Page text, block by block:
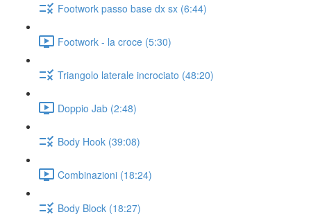
Footwork passo base dx sx (6:44)
Footwork - la croce (5:30)
Triangolo laterale incrociato (48:20)
Doppio Jab (2:48)
Body Hook (39:08)
Combinazioni (18:24)
Body Block (18:27)